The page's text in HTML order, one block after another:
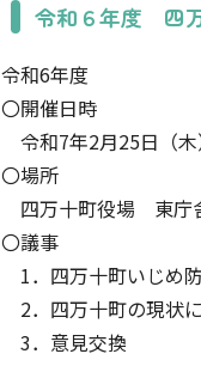
令和６年度 四
令和6年度
〇開催日時
令和7年2月25日（
〇場所
四万十町役場 東庁
〇議事
1．四万十町いじめ
2．四万十町の現状
3．意見交換